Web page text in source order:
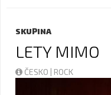
SKUPINA
LETY MIMO
ČESKO | ROCK